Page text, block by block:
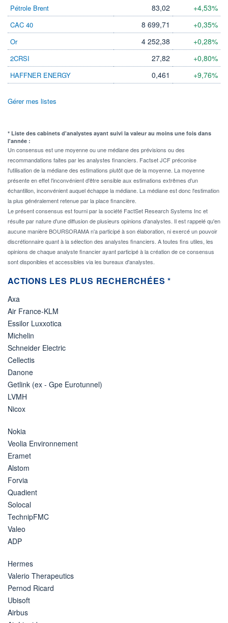
Pétrole Brent
83,02 +4,53%
CAC 40 8 699,71 +0,35%
Or 4 252,38 +0,28%
2CRSI 27,82 +0,80%
HAFFNER ENERGY 0,461 +9,76%
Gérer mes listes
* Liste des cabinets d'analystes ayant suivi la valeur au moins une fois dans
l'année :
Un consensus est une moyenne ou une médiane des prévisions ou des
recommandations faites par les analystes financiers. Factset JCF préconise
l'utilisation de la médiane des estimations plutôt que de la moyenne. La moyenne
présente en effet l'inconvénient d'être sensible aux estimations extrêmes d'un
échantillon, inconvénient auquel échappe la médiane. La médiane est donc l'estimation
la plus généralement retenue par la place financière.
Le présent consensus est fourni par la société FactSet Research Systems Inc et
résulte par nature d'une diffusion de plusieurs opinions d'analystes. Il est rappelé qu'en
aucune manière BOURSORAMA n'a participé à son élaboration, ni exercé un pouvoir
discrétionnaire quant à la sélection des analystes financiers. A toutes fins utiles, les
opinions de chaque analyste financier ayant participé à la création de ce consensus
sont disponibles et accessibles via les bureaux d'analystes.
ACTIONS LES PLUS RECHERCHÉES *
Axa
Air France-KLM
Essilor Luxxotica
Michelin
Schneider Electric
Cellectis
Danone
Getlink (ex - Gpe Eurotunnel)
LVMH
Nicox
Nokia
Veolia Environnement
Eramet
Alstom
Forvia
Quadient
Solocal
TechnipFMC
Valeo
ADP
Hermes
Valerio Therapeutics
Pernod Ricard
Ubisoft
Airbus